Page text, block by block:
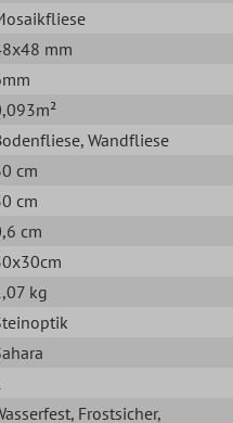
mm
, Wandfliese
cm
cm
cm
kg
, Frostsicher,